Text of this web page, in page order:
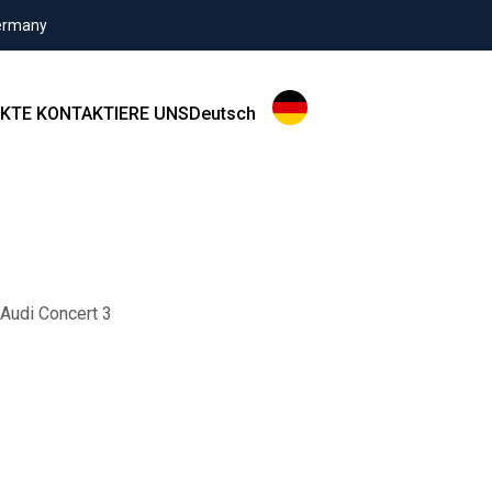
KONTAKTIERE UNSDeutsch
Concert 3